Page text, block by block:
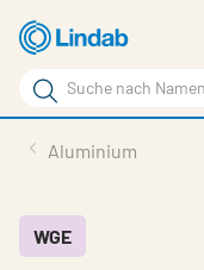
Zum
Hauptinhalt
Suchbegriff
Seite
durchsuchen
Im Fokus
Aluminium
WGE